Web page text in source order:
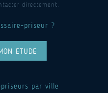
directement.
priseur ?
ETUDE
par ville